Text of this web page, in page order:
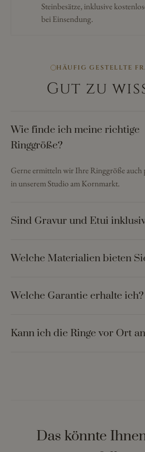
Steinbesätze, inklusive
bei Einsendung.
HÄUFIG GESTELLTE
Gut zu
Wie finde ich meine richtige
Ringgröße?
Gerne ermitteln wir Ihre Ringgröße auch
in unserem Studio am Kornmarkt.
Sind Gravur und Etui
Welche Materialien bieten
Welche Garantie erhalte ich?
Kann ich die Ringe vor Ort
Das könnte